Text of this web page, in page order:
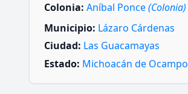
Colonia: Aníbal Ponce(Colonia)
Municipio: Lázaro Cárdenas
Ciudad: Las Guacamayas
Estado: Michoacán de Ocampo